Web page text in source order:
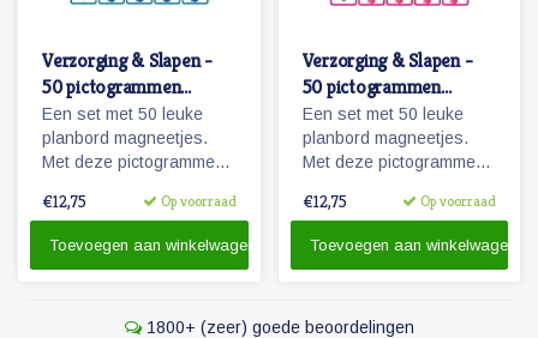
Verzorging & Slapen -
50 pictogrammen
(jongen)
Een set met 50 leuke
planbord magneetjes.
Met deze pictogrammen
ochtendritueel inzichtelijk
aan de tandarts of
€12,75 Op voorraad
Toevoegen aan winkelwagen
Verzorging & Slapen -
50 pictogrammen
(meisje)
Een set met 50 leuke
planbord magneetjes.
Met deze pictogrammen
ochtendritueel inzichtelijk
aan de tandarts of
€12,75 Op voorraad
Toevoegen aan winkelwagen
1800+ (zeer) goede beoordelingen